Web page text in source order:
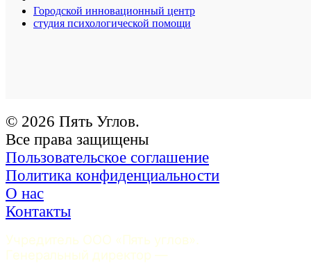
Городской инновационный центр
студия психологической помощи
© 2026 Пять Углов.
Все права защищены
Пользовательское соглашение
Политика конфиденциальности
О нас
Контакты
Учредитель ООО «Пять углов».
Генеральный директор —